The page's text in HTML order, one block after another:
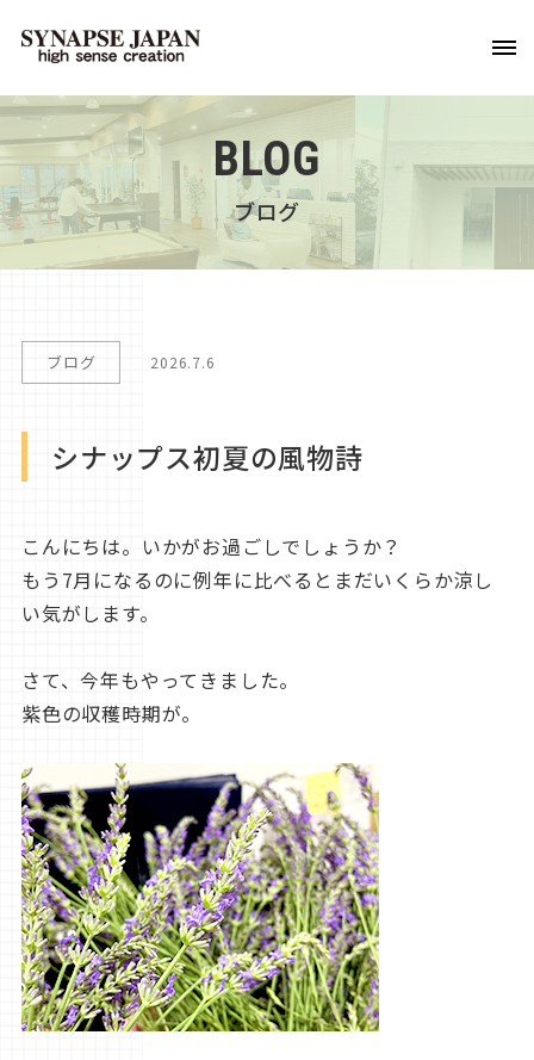
BLOG
ブログ
ブログ 2026.7.6
シナップス初夏の風物詩
こんにちは。いかがお過ごしでしょうか？
もう7月になるのに例年に比べるとまだいくらか涼し
い気がします。
さて、今年もやってきました。
紫色の収穫時期が。